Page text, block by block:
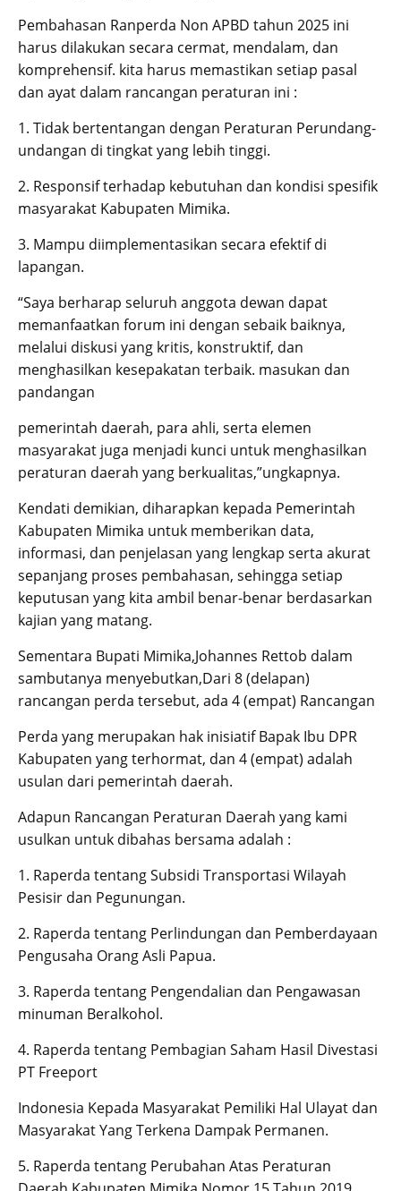
Pembahasan Ranperda Non APBD tahun 2025 ini
harus dilakukan secara cermat, mendalam, dan
komprehensif. kita harus memastikan setiap pasal
dan ayat dalam rancangan peraturan ini :
1. Tidak bertentangan dengan Peraturan Perundang-
undangan di tingkat yang lebih tinggi.
2. Responsif terhadap kebutuhan dan kondisi spesifik
masyarakat Kabupaten Mimika.
3. Mampu diimplementasikan secara efektif di
lapangan.
“Saya berharap seluruh anggota dewan dapat
memanfaatkan forum ini dengan sebaik baiknya,
melalui diskusi yang kritis, konstruktif, dan
menghasilkan kesepakatan terbaik. masukan dan
pandangan
pemerintah daerah, para ahli, serta elemen
masyarakat juga menjadi kunci untuk menghasilkan
peraturan daerah yang berkualitas,”ungkapnya.
Kendati demikian, diharapkan kepada Pemerintah
Kabupaten Mimika untuk memberikan data,
informasi, dan penjelasan yang lengkap serta akurat
sepanjang proses pembahasan, sehingga setiap
keputusan yang kita ambil benar-benar berdasarkan
kajian yang matang.
Sementara Bupati Mimika,Johannes Rettob dalam
sambutanya menyebutkan,Dari 8 (delapan)
rancangan perda tersebut, ada 4 (empat) Rancangan
Perda yang merupakan hak inisiatif Bapak Ibu DPR
Kabupaten yang terhormat, dan 4 (empat) adalah
usulan dari pemerintah daerah.
Adapun Rancangan Peraturan Daerah yang kami
usulkan untuk dibahas bersama adalah :
1. Raperda tentang Subsidi Transportasi Wilayah
Pesisir dan Pegunungan.
2. Raperda tentang Perlindungan dan Pemberdayaan
Pengusaha Orang Asli Papua.
3. Raperda tentang Pengendalian dan Pengawasan
minuman Beralkohol.
4. Raperda tentang Pembagian Saham Hasil Divestasi
PT Freeport
Indonesia Kepada Masyarakat Pemiliki Hal Ulayat dan
Masyarakat Yang Terkena Dampak Permanen.
5. Raperda tentang Perubahan Atas Peraturan